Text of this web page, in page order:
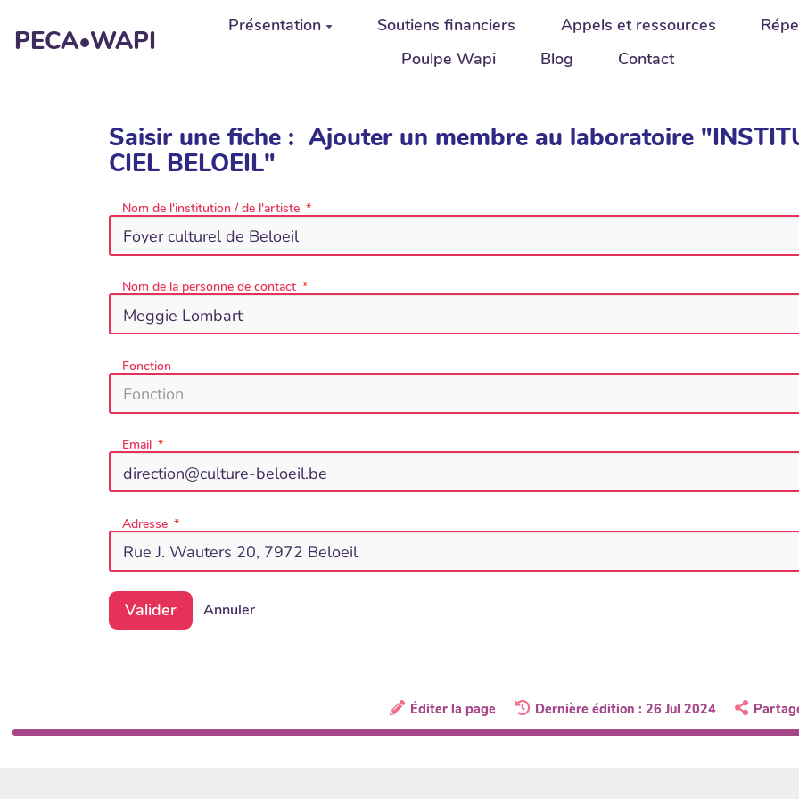
PECA•WAPI Présentation Soutiens financiers Appels et ressources
Poulpe Wapi
Blog Contact
Saisir une fiche : Ajouter un membre au laboratoire
CIEL BELOEIL"
Nom de l'institution / de l'artiste
Nom de la personne de contact
Fonction
Email
Adresse
Valider Annuler
Éditer la page Dernière édition : 26 Jul 2024